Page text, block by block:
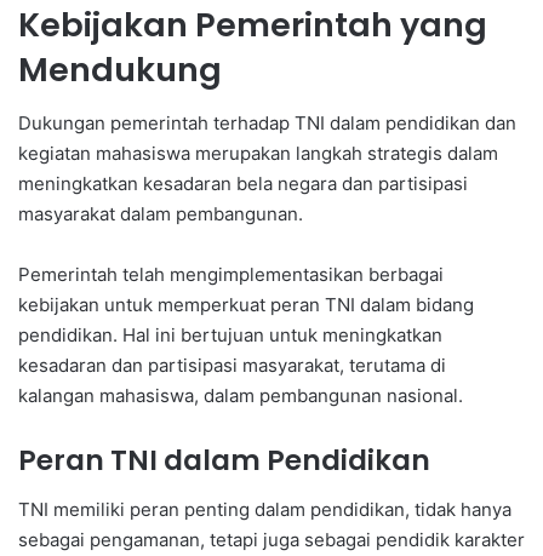
Kebijakan Pemerintah yang
Mendukung
Dukungan pemerintah terhadap TNI dalam pendidikan dan
kegiatan mahasiswa merupakan langkah strategis dalam
meningkatkan kesadaran bela negara dan partisipasi
masyarakat dalam pembangunan.
Pemerintah telah mengimplementasikan berbagai
kebijakan untuk memperkuat peran TNI dalam bidang
pendidikan. Hal ini bertujuan untuk meningkatkan
kesadaran dan partisipasi masyarakat, terutama di
kalangan mahasiswa, dalam pembangunan nasional.
Peran TNI dalam Pendidikan
TNI memiliki peran penting dalam pendidikan, tidak hanya
sebagai pengamanan, tetapi juga sebagai pendidik karakter